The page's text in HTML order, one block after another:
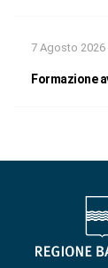
7 Agosto 2026
Formazione